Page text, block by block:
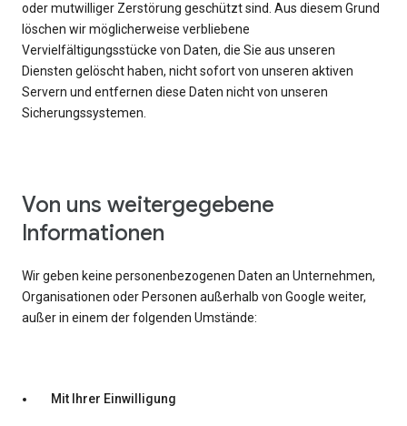
oder mutwilliger Zerstörung geschützt sind. Aus diesem Grund
löschen wir möglicherweise verbliebene
Vervielfältigungsstücke von Daten, die Sie aus unseren
Diensten gelöscht haben, nicht sofort von unseren aktiven
Servern und entfernen diese Daten nicht von unseren
Sicherungssystemen.
Von uns weitergegebene
Informationen
Wir geben keine personenbezogenen Daten an Unternehmen,
Organisationen oder Personen außerhalb von Google weiter,
außer in einem der folgenden Umstände:
Mit Ihrer Einwilligung